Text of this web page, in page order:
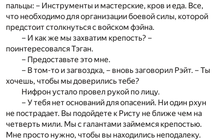
пальцы: – Инструменты и мастерские, кров и еда. Все,
что необходимо для организации боевой силы, которой
предстоит столкнуться с войском фэйна.
– И как же мы захватим крепость? –
поинтересовался Тэган.
– Предоставьте это мне.
– В том-то и загвоздка, – вновь заговорил Рэйт. – Ты
хочешь, чтобы мы доверились тебе?
Нифрон устало провел рукой по лицу.
– У тебя нет оснований для опасений. Ни один рхун
не пострадает. Вы подойдете к Ристу не ближе чем на
четверть мили. Мы с галантами займемся крепостью.
Мне просто нужно, чтобы вы находились неподалеку.